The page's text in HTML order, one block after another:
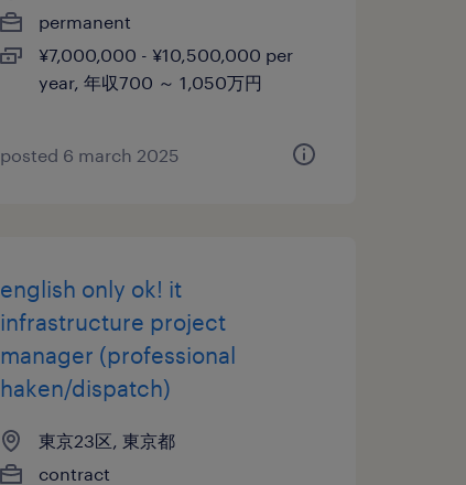
permanent
¥7,000,000 - ¥10,500,000 per
year, 年収700 ～ 1,050万円
posted 6 march 2025
english only ok! it
infrastructure project
manager (professional
haken/dispatch)
東京23区, 東京都
contract